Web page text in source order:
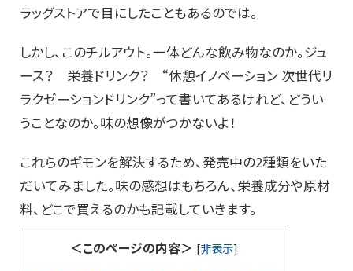
ラッグストアで目にしたこともあるのでは。
しかし、このチルアウト。一体どんな飲み物なのか。ジュ
ース？ 栄養ドリンク？ “休憩イノベーション 次世代リ
ラクゼーションドリンク”って書いてあるけれど、どうい
うことなのか。味の想像がつかないよ！
これらのギモンを解決するため、発売中の2種類をいた
だいてみました。味の感想はもちろん、栄養成分や原材
料、どこで買えるのかも記載していきます。
＜このページの内容＞ [非表示]